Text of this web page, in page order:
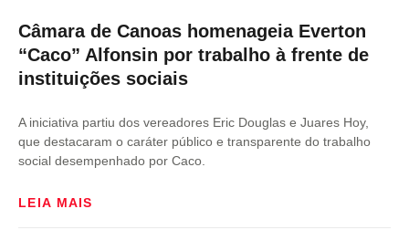
Câmara de Canoas homenageia Everton
“Caco” Alfonsin por trabalho à frente de
instituições sociais
A iniciativa partiu dos vereadores Eric Douglas e Juares Hoy,
que destacaram o caráter público e transparente do trabalho
social desempenhado por Caco.
LEIA MAIS